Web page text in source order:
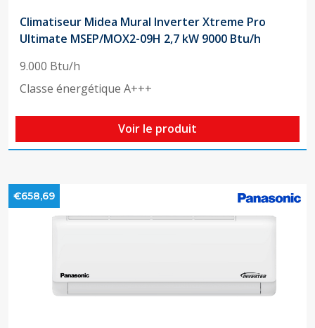
Climatiseur Midea Mural Inverter Xtreme Pro
Ultimate MSEP/MOX2-09H 2,7 kW 9000 Btu/h
9.000 Btu/h
Classe énergétique A+++
Voir le produit
€658,69